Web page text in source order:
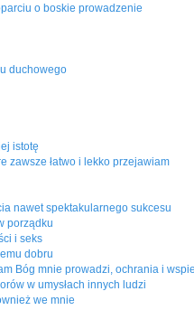
o boskie prowadzenie
duchowego
istotę
zawsze łatwo i lekko przejawiam
nawet spektakularnego sukcesu
porządku
i seks
dobru
Bóg mnie prowadzi, ochrania i
w umysłach innych ludzi
we mnie